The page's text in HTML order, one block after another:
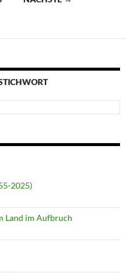
2025)
Land im Aufbruch